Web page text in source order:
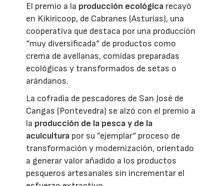
El premio a la producción ecológica recayó
en Kikiricoop, de Cabranes (Asturias), una
cooperativa que destaca por una producción
“muy diversificada“ de productos como
crema de avellanas, comidas preparadas
ecológicas y transformados de setas o
arándanos.
La cofradía de pescadores de San José de
Cangas (Pontevedra) se alzó con el premio a
la producción de la pesca y de la
acuicultura por su ”ejemplar“ proceso de
transformación y modernización, orientado
a generar valor añadido a los productos
pesqueros artesanales sin incrementar el